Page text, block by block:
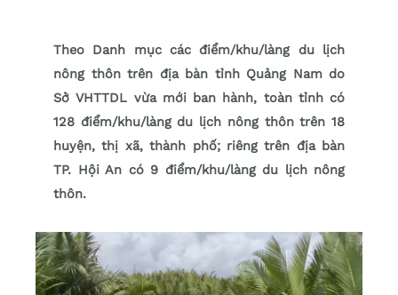
Theo Danh mục các điểm/khu/làng du lịch
nông thôn trên địa bàn tỉnh Quảng Nam do
Sở VHTTDL vừa mới ban hành, toàn tỉnh có
128 điểm/khu/làng du lịch nông thôn trên 18
huyện, thị xã, thành phố; riêng trên địa bàn
TP. Hội An có 9 điểm/khu/làng du lịch nông
thôn.